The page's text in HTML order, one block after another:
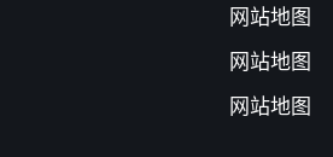
网站地图
网站地图
网站地图